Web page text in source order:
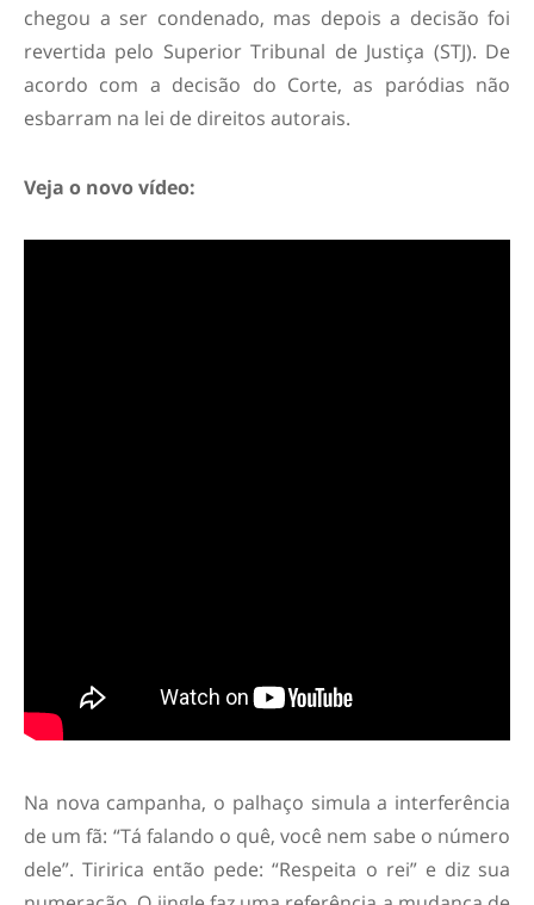
chegou a ser condenado, mas depois a decisão foi
revertida pelo Superior Tribunal de Justiça (STJ). De
acordo com a decisão do Corte, as paródias não
esbarram na lei de direitos autorais.
Veja o novo vídeo:
Na nova campanha, o palhaço simula a interferência
de um fã: “Tá falando o quê, você nem sabe o número
dele”. Tiririca então pede: “Respeita o rei” e diz sua